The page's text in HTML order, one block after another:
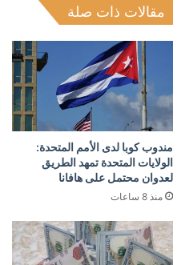
مقالات ذات صلة
مندوب كوبا لدى الأمم المتحدة:
الولايات المتحدة تمهد الطريق
لعدوان محتمل على هافانا
منذ 8 ساعات